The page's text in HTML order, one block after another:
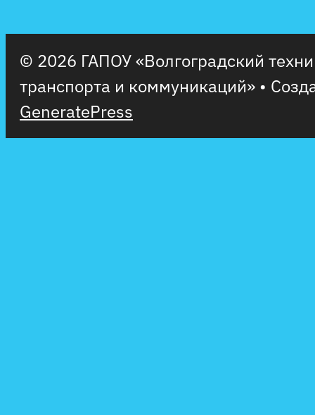
© 2026 ГАПОУ «Волгоградский
транспорта и коммуникаций» •
GeneratePress